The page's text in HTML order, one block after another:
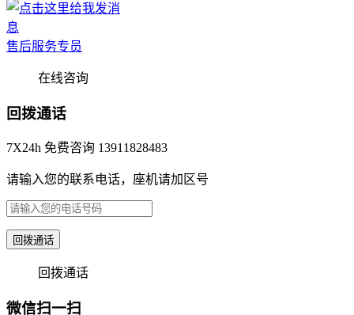
售后服务专员
在线咨询
回拨通话
7X24h 免费咨询 13911828483
请输入您的联系电话，座机请加区号
回拨通话
回拨通话
微信扫一扫